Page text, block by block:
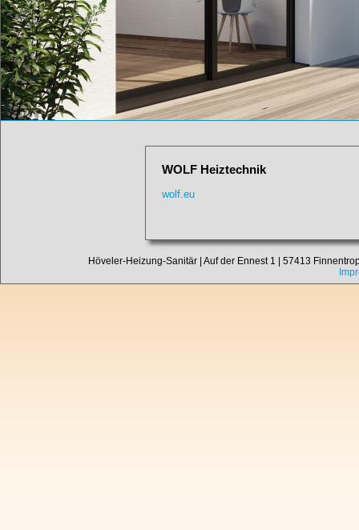
WOLF Heiztechnik
wolf.eu
Höveler-Heizung-Sanitär | Auf der Ennest 1 | 57413